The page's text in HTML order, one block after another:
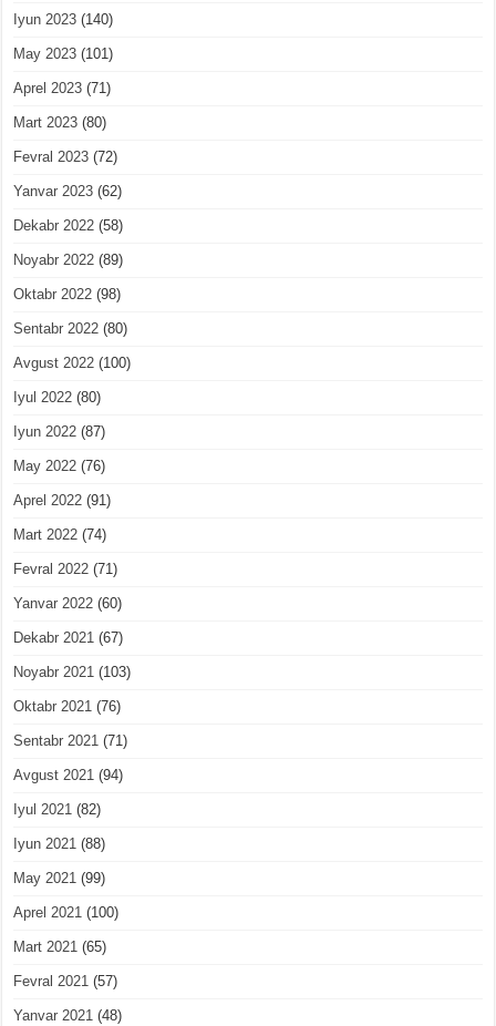
Iyun 2023 (140)
May 2023 (101)
Aprel 2023 (71)
Mart 2023 (80)
Fevral 2023 (72)
Yanvar 2023 (62)
Dekabr 2022 (58)
Noyabr 2022 (89)
Oktabr 2022 (98)
Sentabr 2022 (80)
Avgust 2022 (100)
Iyul 2022 (80)
Iyun 2022 (87)
May 2022 (76)
Aprel 2022 (91)
Mart 2022 (74)
Fevral 2022 (71)
Yanvar 2022 (60)
Dekabr 2021 (67)
Noyabr 2021 (103)
Oktabr 2021 (76)
Sentabr 2021 (71)
Avgust 2021 (94)
Iyul 2021 (82)
Iyun 2021 (88)
May 2021 (99)
Aprel 2021 (100)
Mart 2021 (65)
Fevral 2021 (57)
Yanvar 2021 (48)